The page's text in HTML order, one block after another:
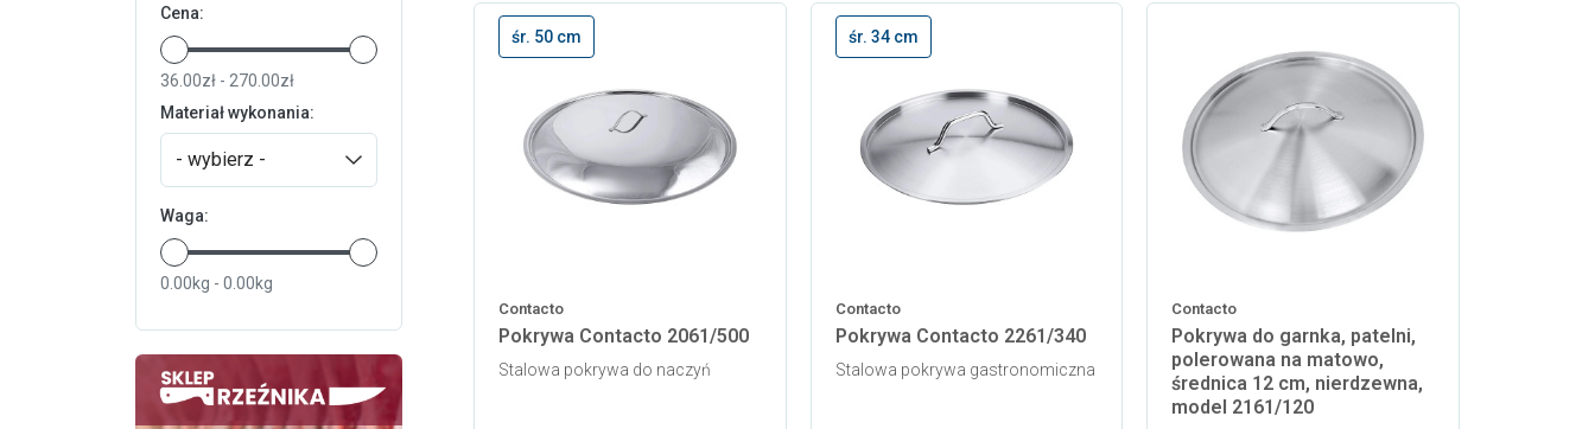
Cena:
36.00zł - 270.00zł
Materiał wykonania:
- wybierz -
Waga:
0.00kg - 0.00kg
śr. 50 cm
Contacto
Pokrywa Contacto 2061/500
Stalowa pokrywa do naczyń
śr. 34 cm
Contacto
Pokrywa Contacto 2261/340
Stalowa pokrywa gastronomiczna
Contacto
Pokrywa do garnka, patelni,
polerowana na matowo,
średnica 12 cm, nierdzewna,
model 2161/120